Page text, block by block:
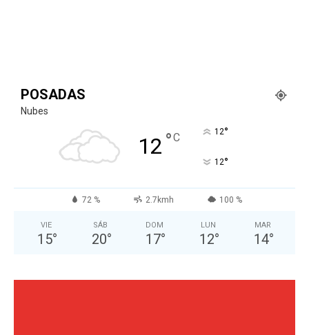
POSADAS
Nubes
12 °C 12°
12°
72 % 2.7kmh 100 %
VIE
15°
SÁB
20°
DOM
17°
LUN
12°
MAR
14°